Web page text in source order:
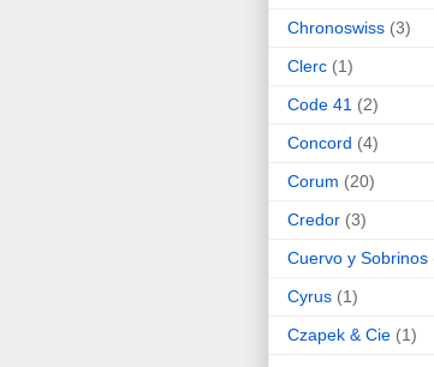
Chronoswiss (3)
Clerc (1)
Code 41 (2)
Concord (4)
Corum (20)
Credor (3)
Cuervo y Sobrinos
Cyrus (1)
Czapek & Cie (1)